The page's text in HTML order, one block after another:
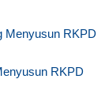
RKPD